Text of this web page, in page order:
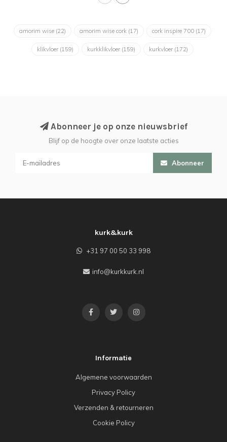
amorim wise (22) amorim wise cork (17) cork inspire 700 (17)
klikvloer (159) kurkklikvloer (159) kurkvloer (172)
Abonneer je op onze nieuwsbrief
Blijf op de hoogte over onze laatste acties
Abonneer
kurk&kurk
+31 97 00 50 33 998
info@kurkkurk.nl
Informatie
Algemene voorwaarden
Privacy Policy
Verzenden & retourneren
Cookie Policy